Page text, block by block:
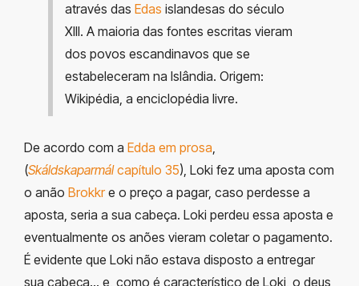
através das Edas islandesas do século
XIII. A maioria das fontes escritas vieram
dos povos escandinavos que se
estabeleceram na Islândia. Origem:
Wikipédia, a enciclopédia livre.
De acordo com a Edda em prosa,
(Skáldskaparmál capítulo 35), Loki fez uma aposta com
o anão Brokkre o preço a pagar, caso perdesse a
aposta, seria a sua cabeça. Loki perdeu essa aposta e
eventualmente os anões vieram coletar o pagamento.
É evidente que Loki não estava disposto a entregar
sua cabeça… e, como é característico de Loki, o deus